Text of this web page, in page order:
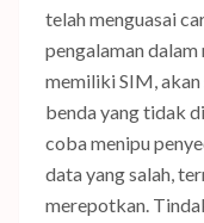
telah menguasai
pengalaman
memiliki SIM,
benda yang tidak
coba menipu
data yang salah,
merepotkan.